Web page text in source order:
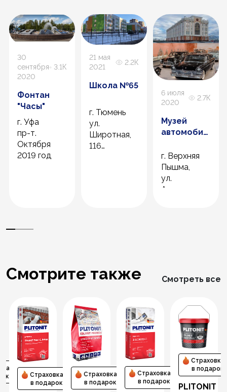
30
сентября
2020
3.1К
Фонтан
"Часы"
г. Уфа
пр-т.
Октября
2019 год
21 мая
2021
2.2К
Школа №65
г. Тюмень
ул.
Широтная,
116
6 июля
2020
2.7К
Музей
УГМК «ХХ
век АВТО»
г. Верхняя
Пышма,
ул.
Александра
Смотрите также Смотреть все
Страховка
в подарок
Страховка
в подарок
Страховка
в подарок
Страховка
в подарок
PLITONIT